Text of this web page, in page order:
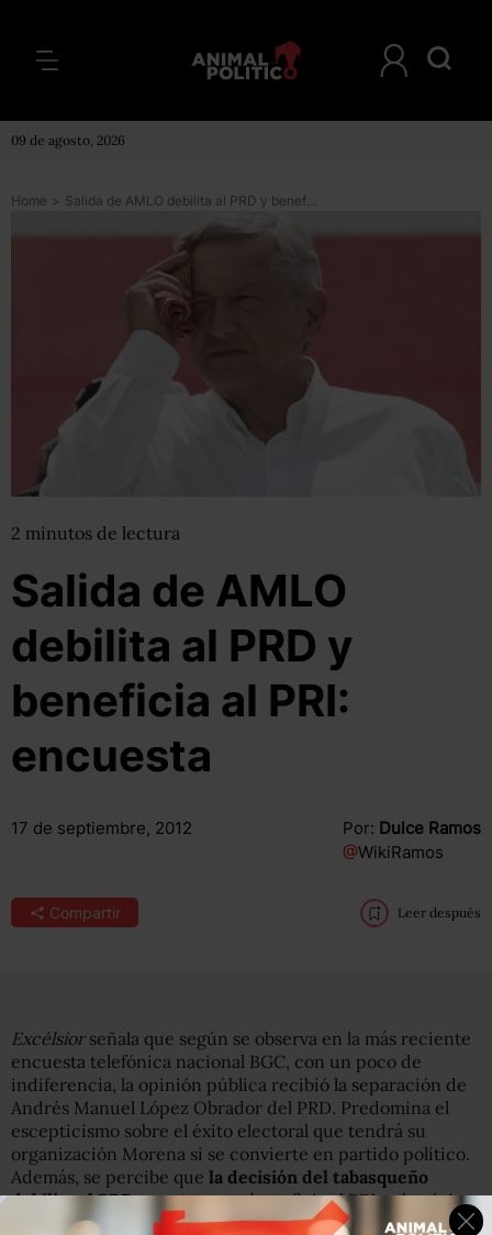
09 de agosto, 2026
Home > Salida de AMLO debilita al PRD y beneficia al PRI: encuesta
2 minutos de lectura
Salida de AMLO
debilita al PRD y
beneficia al PRI:
encuesta
17 de septiembre, 2012 Por: Dulce Ramos
@WikiRamos
Compartir Leer después
Excélsiorseñala que según se observa en la más reciente
encuesta telefónica nacional BGC, con un poco de
indiferencia, la opinión pública recibió la separación de
Andrés Manuel López Obrador del PRD. Predomina el
escepticismo sobre el éxito electoral que tendrá su
organización Morena si se convierte en partido político.
Además, se percibe que la decisión del tabasqueño
debilita al PRD, en tanto que beneficia al PRI y al próximo
gobierno de Enrique Peña Nieto.